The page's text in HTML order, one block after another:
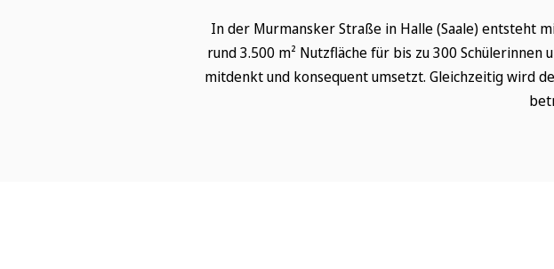
In der Murmansker Straße in Halle (Saale) entsteht
rund 3.500 m² Nutzfläche für bis zu 300 Schülerinnen
mitdenkt und konsequent umsetzt. Gleichzeitig wird